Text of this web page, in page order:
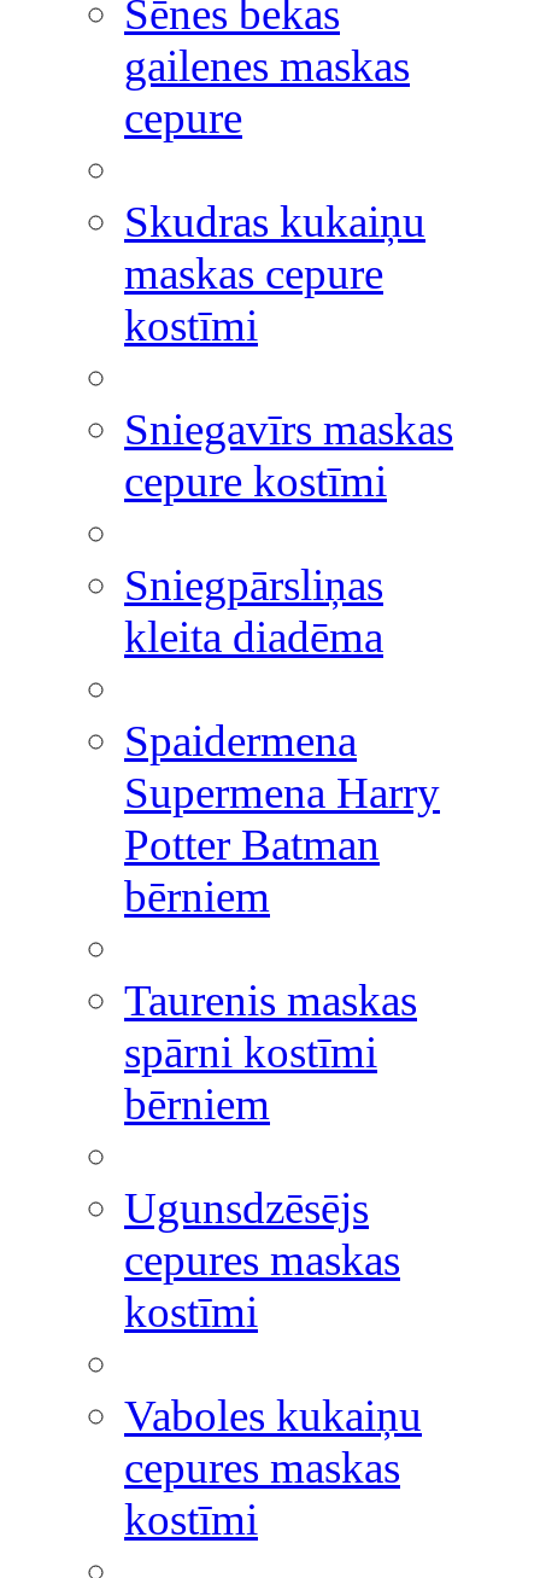
Sēnes bekas
gailenes maskas
cepure
Skudras kukaiņu
maskas cepure
kostīmi
Sniegavīrs maskas
cepure kostīmi
Sniegpārsliņas
kleita diadēma
Spaidermena
Supermena Harry
Potter Batman
bērniem
Taurenis maskas
spārni kostīmi
bērniem
Ugunsdzēsējs
cepures maskas
kostīmi
Vaboles kukaiņu
cepures maskas
kostīmi